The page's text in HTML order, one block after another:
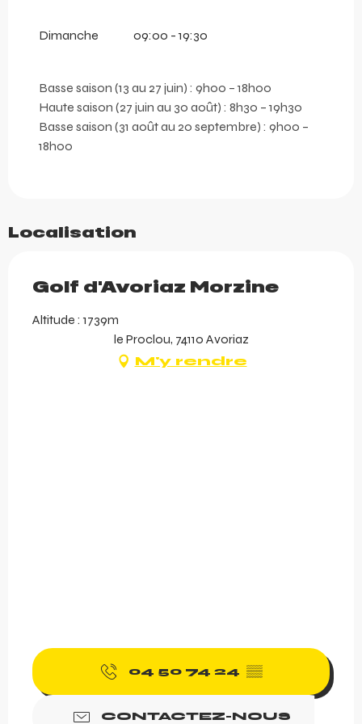
Dimanche 09:00 - 19:30
Basse saison (13 au 27 juin) : 9h00 – 18h00
Haute saison (27 juin au 30 août) : 8h30 – 19h30
Basse saison (31 août au 20 septembre) : 9h00 –
18h00
Localisation
Golf d'Avoriaz Morzine
Altitude : 1739m
le Proclou, 74110 Avoriaz
M'y rendre
04 50 74 24 ▒▒
CONTACTEZ-NOUS